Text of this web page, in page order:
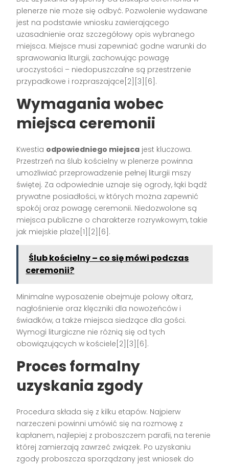
plenerze nie może się odbyć. Pozwolenie wydawane
jest na podstawie wniosku zawierającego
uzasadnienie oraz szczegółowy opis wybranego
miejsca. Miejsce musi zapewniać godne warunki do
sprawowania liturgii, zachowując powagę
uroczystości – niedopuszczalne są przestrzenie
przypadkowe i rozpraszające[2][3][6].
Wymagania wobec
miejsca ceremonii
Kwestia odpowiedniego miejsca jest kluczowa.
Przestrzeń na ślub kościelny w plenerze powinna
umożliwiać przeprowadzenie pełnej liturgii mszy
świętej. Za odpowiednie uznaje się ogrody, łąki bądź
prywatne posiadłości, w których można zapewnić
spokój oraz powagę ceremonii. Niedozwolone są
miejsca publiczne o charakterze rozrywkowym, takie
jak miejskie plaże[1][2][6].
Ślub kościelny – co się mówi podczas
ceremonii?
Minimalne wyposażenie obejmuje polowy ołtarz,
nagłośnienie oraz klęczniki dla nowożeńców i
świadków, a także miejsca siedzące dla gości.
Wymogi liturgiczne nie różnią się od tych
obowiązujących w kościele[2][3][6].
Proces formalny
uzyskania zgody
Procedura składa się z kilku etapów. Najpierw
narzeczeni powinni umówić się na rozmowę z
kapłanem, najlepiej z proboszczem parafii, na terenie
której zamierzają zawrzeć związek. Po uzyskaniu
zgody proboszcza sporządzany jest wniosek do